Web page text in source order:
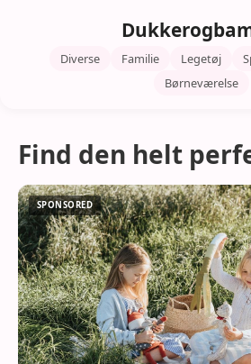
Diverse Familie Legetøj
Børneværelse
Find den helt